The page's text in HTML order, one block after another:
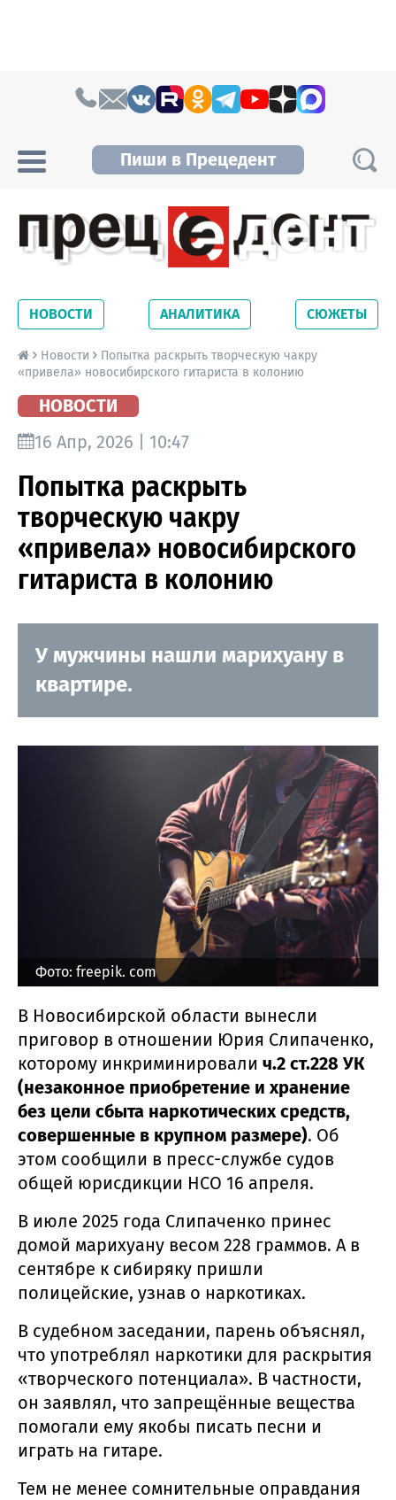
Пиши в Прецедент
Новосибирской области. Читайте свежие
новости на сайте сетевого издания
Precedent.
НОВОСТИ АНАЛИТИКА СЮЖЕТЫ
Новости
Попытка раскрыть творческую чакру
«привела» новосибирского гитариста в колонию
НОВОСТИ
16 Апр, 2026 | 10:47
Попытка раскрыть
творческую чакру
«привела» новосибирского
гитариста в колонию
У мужчины нашли марихуану в
квартире.
Фото: freepik. com
В Новосибирской области вынесли
приговор в отношении Юрия Слипаченко,
которому инкриминировали ч.2 ст.228 УК
(незаконное приобретение и хранение
без цели сбыта наркотических средств,
совершенные в крупном размере). Об
этом сообщили в пресс-службе судов
общей юрисдикции НСО 16 апреля.
В июле 2025 года Слипаченко принес
домой марихуану весом 228 граммов. А в
сентябре к сибиряку пришли
полицейские, узнав о наркотиках.
В судебном заседании, парень объяснял,
что употреблял наркотики для раскрытия
«творческого потенциала». В частности,
он заявлял, что запрещённые вещества
помогали ему якобы писать песни и
играть на гитаре.
Тем не менее сомнительные оправдания